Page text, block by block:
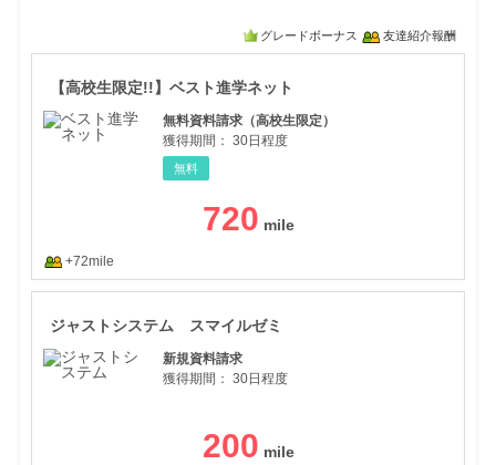
グレードボーナス 友達紹介報酬
【高校生限定!!】ベスト進学ネット
無料資料請求（高校生限定）
獲得期間： 30日程度
無料
720
+72mile
ジャストシステム スマイルゼミ
新規資料請求
獲得期間： 30日程度
200